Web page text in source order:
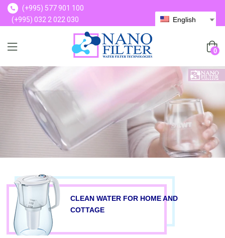
(+995) 577 901 100
(+995) 032 2 022 030
English
0
CLEAN WATER FOR HOME AND
COTTAGE